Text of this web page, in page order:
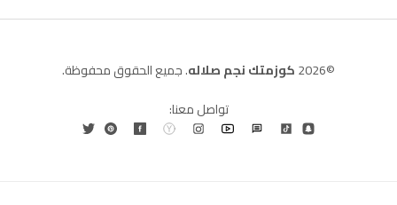
©2026 كوزمتك نجم صلاله. جميع الحقوق محفوظة.
تواصل معنا: